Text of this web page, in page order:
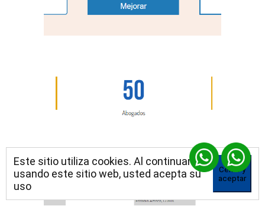
Este sitio utiliza cookies. Al continuar
usando este sitio web, usted acepta su
uso
Cerrar y
aceptar